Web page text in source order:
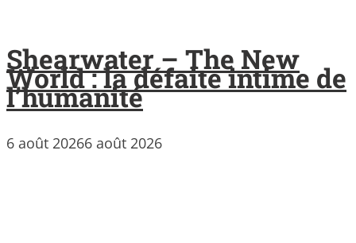
Shearwater – The New
World : la défaite intime de
l’humanité
6 août 20266 août 2026